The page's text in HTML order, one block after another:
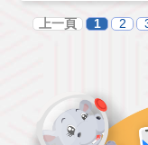
上一頁 1 2